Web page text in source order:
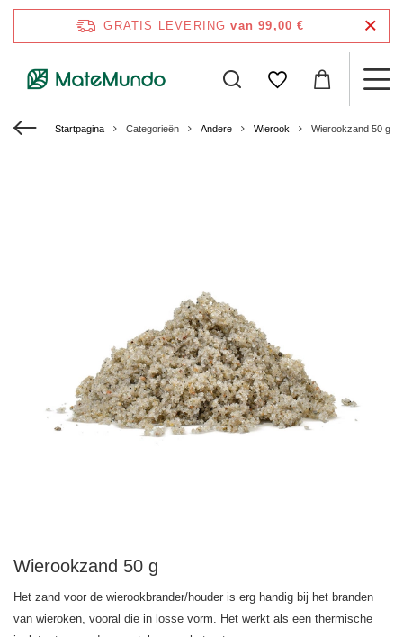
GRATIS LEVERING van 99,00 €
Startpagina Categorieën Andere Wierook Wierookzand 50 g
Wierookzand 50 g
Het zand voor de wierookbrander/houder is erg handig bij het branden
van wieroken, vooral die in losse vorm. Het werkt als een thermische